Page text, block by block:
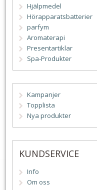
Hjälpmedel
Hörapparatsbatterier
parfym
Aromaterapi
Presentartiklar
Spa-Produkter
Kampanjer
Topplista
Nya produkter
KUNDSERVICE
Info
Om oss